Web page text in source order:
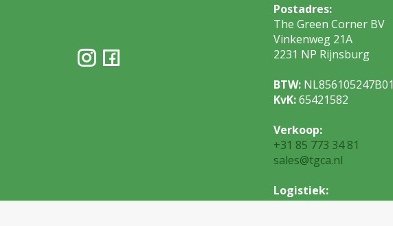
Postadres:
The Green Corner BV
Vinkenweg 21A
2231 NP Rijnsburg
BTW: NL856105247B01
KvK:65421582
Verkoop:
+31 85 773 34 81
sales@tgca.nl
Logistiek:
+31 85 773 34 82